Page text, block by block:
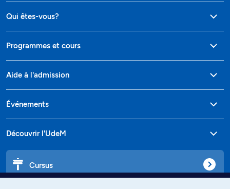
Qui êtes-vous?
Programmes et cours
Aide à l'admission
Événements
Découvrir l'UdeM
Cursus